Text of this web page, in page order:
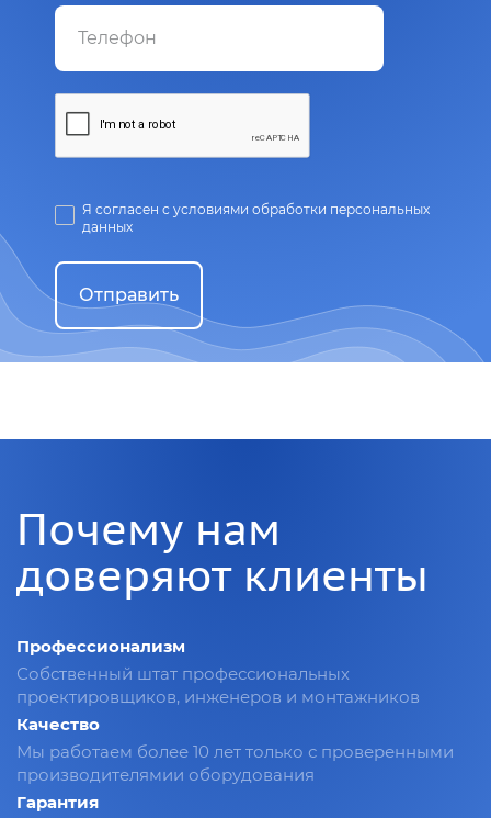
Я согласен с условиями обработки персональных
данных
Отправить
Почему нам
доверяют клиенты
Профессионализм
Собственный штат профессиональных
проектировщиков, инженеров и монтажников
Качество
Мы работаем более 10 лет только с проверенными
производителямии оборудования
Гарантия